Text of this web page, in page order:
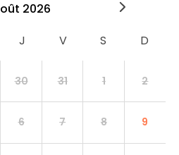
août 2026
30 31 1 2
6 7 8 9